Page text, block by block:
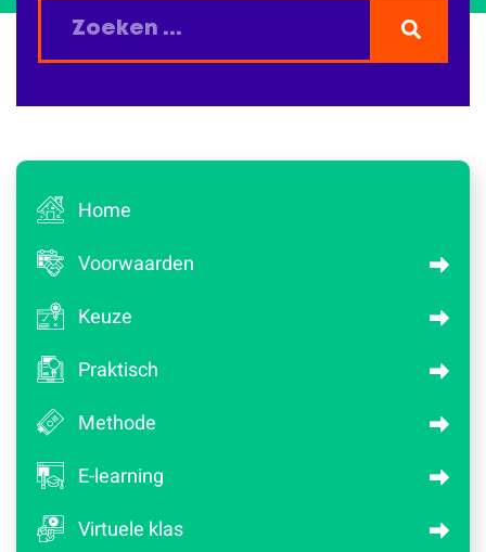
Home
Voorwaarden
Keuze
Praktisch
Methode
E-learning
Virtuele klas